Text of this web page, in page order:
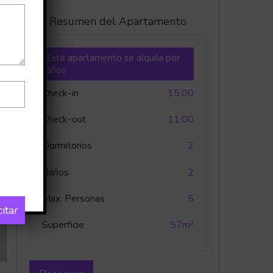
Resumen del Apartamento
Este apartamento se alquila por
años
Check-in
15:00
Check-out
11:00
Dormitorios
2
Baños
2
Max. Personas
5
Superficie
57m²